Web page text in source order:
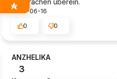
Absprachen überein.
2026-06-16
0
0
ANZHELIKA
3